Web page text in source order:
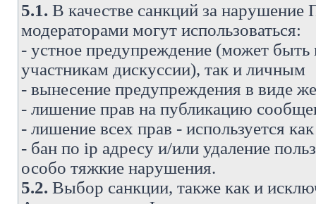
5.1. В качестве санкций за
модераторами могут использоваться:
- устное предупреждение (может
участникам дискуссии), так и личным
- вынесение предупреждения в виде
- лишение прав на публикацию
- лишение всех прав - используется
- бан по ip адресу и/или удаление
особо тяжкие нарушения.
5.2. Выбор санкции, также как и